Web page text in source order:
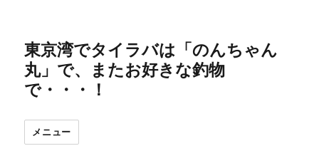
東京湾でタイラバは「のんちゃん
丸」で、またお好きな釣物
で・・・！
メニュー